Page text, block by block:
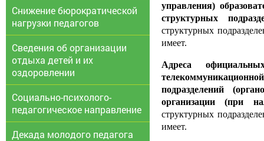
Снижение бюрократической
нагрузки педагогов
Сведения об организации
отдыха детей и их
оздоровлении
Социально-психолого-
педагогическое направление
Декада молодого педагога
управления)
структурных
структурных
имеет.
Адреса
подразделений
организации (при
структурных
имеет.